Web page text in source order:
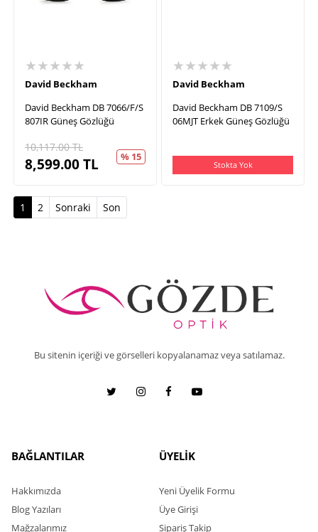
★★★★★
David Beckham
David Beckham DB 7066/F/S
807IR Güneş Gözlüğü
10,117.00TL
8,599.00TL % 15
★★★★★
David Beckham
David Beckham DB 7109/S
06MJT Erkek Güneş Gözlüğü
Stokta Yok
1 (current)
2 Sonraki Son
Bu sitenin içeriği ve görselleri kopyalanamaz veya satılamaz.
BAĞLANTILAR
Hakkımızda
Blog Yazıları
Mağzalarımız
ÜYELİK
Yeni Üyelik Formu
Üye Girişi
Sipariş Takip